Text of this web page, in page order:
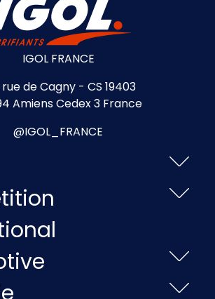
IGOL FRANCE
rue de Cagny - CS 19403
Amiens Cedex 3 France
@IGOL_FRANCE